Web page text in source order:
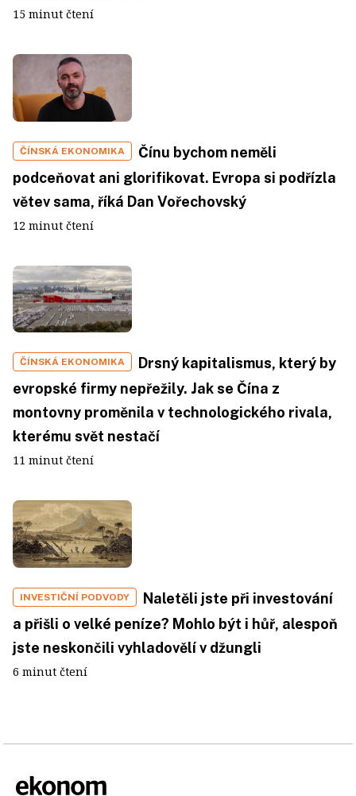
15 minut čtení
ČÍNSKÁ EKONOMIKA
Čínu bychom neměli
podceňovat ani glorifikovat. Evropa si podřízla
větev sama, říká Dan Vořechovský
12 minut čtení
ČÍNSKÁ EKONOMIKA
Drsný kapitalismus, který by
evropské firmy nepřežily. Jak se Čína z
montovny proměnila v technologického rivala,
kterému svět nestačí
11 minut čtení
INVESTIČNÍ PODVODY
Naletěli jste při investování
a přišli o velké peníze? Mohlo být i hůř, alespoň
jste neskončili vyhladovělí v džungli
6 minut čtení